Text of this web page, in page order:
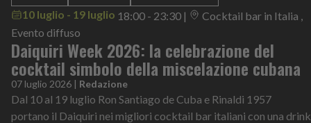
10 luglio - 19 luglio 18:00 - 23:30 |
Cocktail bar in Italia ,
Evento diffuso
Daiquiri Week 2026: la celebrazione del
cocktail simbolo della miscelazione cubana
07 luglio 2026 | Redazione
Dal 10 al 19 luglio Ron Santiago de Cuba e Rinaldi 1957
portano il Daiquiri nei migliori cocktail bar italiani con una drink